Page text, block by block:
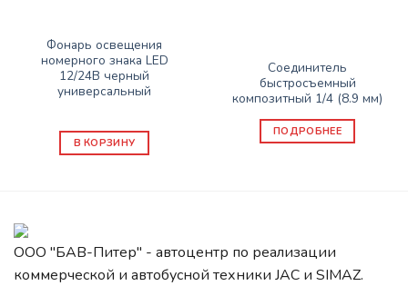
Фонарь освещения
номерного знака LED
12/24В черный
универсальный
В КОРЗИНУ
Соединитель
быстросъемный
композитный 1/4 (8.9 мм)
ПОДРОБНЕЕ
ООО "БАВ-Питер" - автоцентр по реализации
коммерческой и автобусной техники JAC и SIMAZ.